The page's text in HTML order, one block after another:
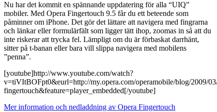
Nu har det kommit en spännande uppdatering för alla “UIQ”
mobiler. Med Opera Fingertouch 9.5 får du ett beteende som
påminner om iPhone. Det gör det lättare att navigera med fingrarna
och länkar eller formulärfält som ligger tätt ihop, zoomas in så att du
inte riskerar att trycka fel. Lämpligt om du är förbaskat darrhänt,
sitter på t-banan eller bara vill slippa navigera med mobilens
”penna”.
[youtube]http://www.youtube.com/watch?
v=tiVItBOFpt0&eurl=http://my.opera.com/operamobile/blog/2009/
fingertouch&feature=player_embedded[/youtube]
Mer information och nedladdning av Opera Fingertouch